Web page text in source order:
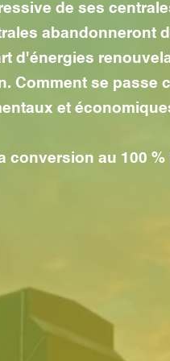
de ses
abandonneront
d'énergies
Comment se passe
et
conversion au 100 %